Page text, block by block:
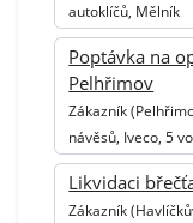
autoklíčů, Mělník
Poptávka na
Pelhřimov
Zákazník
návěsů, Iveco, 5
Likvidaci
Zákazník